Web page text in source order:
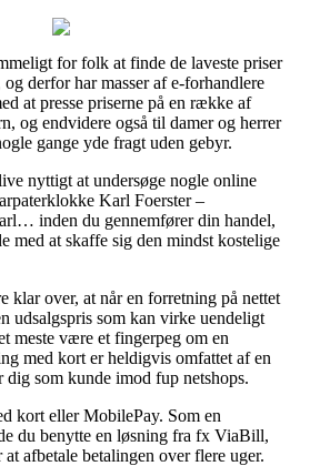
for folk at finde de laveste priser
derfor har masser af e-forhandlere
at presse priserne på en række af
og endvidere også til damer og herrer
gange yde fragt uden gebyr.
nyttigt at undersøge nogle online
Karl Foerster –
inden du gennemfører din handel,
med at skaffe sig den mindst kostelige
klar over, at når en forretning på nettet
udsalgspris som kan virke uendeligt
meste være et fingerpeg om en
med kort er heldigvis omfattet af en
dig som kunde imod fup netshops.
kort eller MobilePay. Som en
du benytte en løsning fra fx ViaBill,
afbetale betalingen over flere uger.